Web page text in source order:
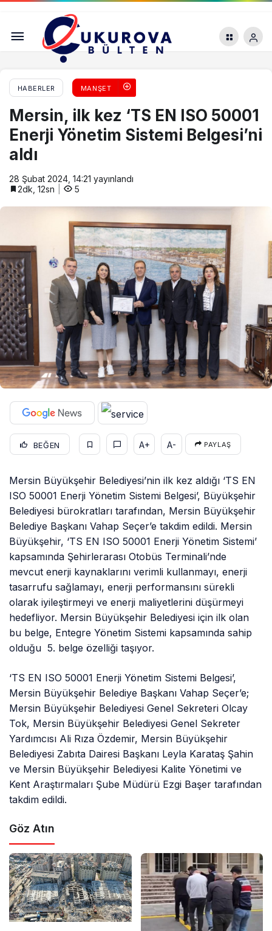
HABERLER MANŞET
Mersin, ilk kez ‘TS EN ISO 50001
Enerji Yönetim Sistemi Belgesi’ni
aldı
28 Şubat 2024, 14:21 yayınlandı
2dk, 12sn
5
BEĞEN A+ A- PAYLAŞ
Mersin Büyükşehir Belediyesi’nin ilk kez aldığı ‘TS EN
ISO 50001 Enerji Yönetim Sistemi Belgesi’, Büyükşehir
Belediyesi bürokratları tarafından, Mersin Büyükşehir
Belediye Başkanı Vahap Seçer’e takdim edildi. Mersin
Büyükşehir, ‘TS EN ISO 50001 Enerji Yönetim Sistemi’
kapsamında Şehirlerarası Otobüs Terminali’nde
mevcut enerji kaynaklarını verimli kullanmayı, enerji
tasarrufu sağlamayı, enerji performansını sürekli
olarak iyileştirmeyi ve enerji maliyetlerini düşürmeyi
hedefliyor. Mersin Büyükşehir Belediyesi için ilk olan
bu belge, Entegre Yönetim Sistemi kapsamında sahip
olduğu 5. belge özelliği taşıyor.
‘TS EN ISO 50001 Enerji Yönetim Sistemi Belgesi’,
Mersin Büyükşehir Belediye Başkanı Vahap Seçer’e;
Mersin Büyükşehir Belediyesi Genel Sekreteri Olcay
Tok, Mersin Büyükşehir Belediyesi Genel Sekreter
Yardımcısı Ali Rıza Özdemir, Mersin Büyükşehir
Belediyesi Zabıta Dairesi Başkanı Leyla Karataş Şahin
ve Mersin Büyükşehir Belediyesi Kalite Yönetimi ve
Kent Araştırmaları Şube Müdürü Ezgi Başer tarafından
takdim edildi.
Göz Atın
Mersin’de Otizm Aile Danışma Merkezi Faaliyete
Geçirildi